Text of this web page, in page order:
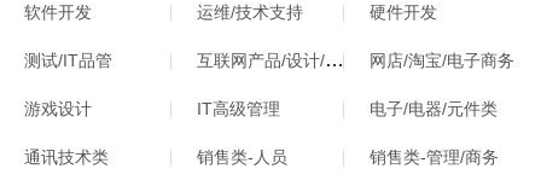
软件开发 运维/技术支持 硬件开发
测试/IT品管 互联网产品/设计/运营 网店/淘宝/电子商务
游戏设计 IT高级管理 电子/电器/元件类
通讯技术类 销售类-人员 销售类-管理/商务